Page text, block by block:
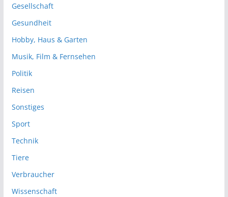
Gesellschaft
Gesundheit
Hobby, Haus & Garten
Musik, Film & Fernsehen
Politik
Reisen
Sonstiges
Sport
Technik
Tiere
Verbraucher
Wissenschaft